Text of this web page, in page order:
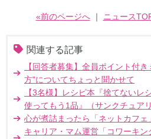
«前のページへ｜ ニュース
関連する記事
【回答者募集】全員ポイント付
方"についてちょっと聞かせて
【3名様】レシピ本『捨てない
使ってもう1品』（サンクチュアリ
心が煮詰まったら「ネットカフェ
キャリア・マム運営「コワーキ